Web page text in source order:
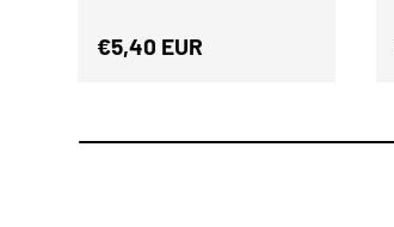
Normaler Preis
€5,40 EUR